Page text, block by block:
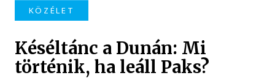
KÖZÉLET
Késéltánc a Dunán: Mi
történik, ha leáll Paks?